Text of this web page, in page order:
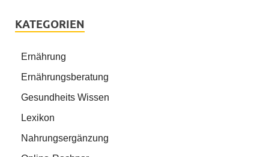
KATEGORIEN
Ernährung
Ernährungsberatung
Gesundheits Wissen
Lexikon
Nahrungsergänzung